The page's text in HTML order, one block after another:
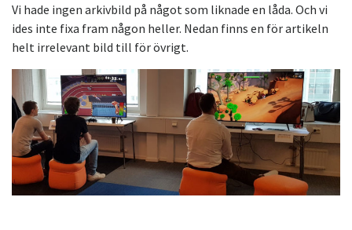
Vi hade ingen arkivbild på något som liknade en låda. Och vi
ides inte fixa fram någon heller. Nedan finns en för artikeln
helt irrelevant bild till för övrigt.